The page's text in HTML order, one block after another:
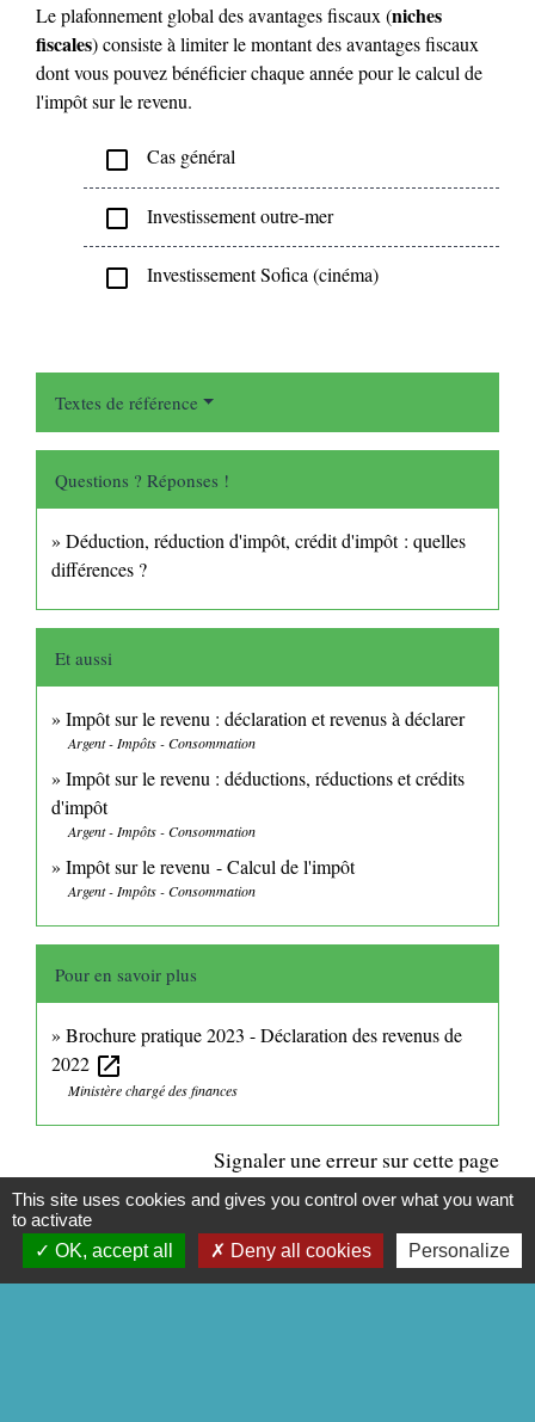
Le plafonnement global des avantages fiscaux (niches
fiscales) consiste à limiter le montant des avantages fiscaux
dont vous pouvez bénéficier chaque année pour le calcul de
l'impôt sur le revenu.
check_box_outline_blank Cas général
check_box_outline_blank Investissement outre-mer
check_box_outline_blank Investissement Sofica (cinéma)
Textes de référence
Questions ? Réponses !
Déduction, réduction d'impôt, crédit d'impôt : quelles
différences ?
Et aussi
Impôt sur le revenu : déclaration et revenus à déclarer
Argent - Impôts - Consommation
Impôt sur le revenu : déductions, réductions et crédits
d'impôt
Argent - Impôts - Consommation
Impôt sur le revenu - Calcul de l'impôt
Argent - Impôts - Consommation
Pour en savoir plus
Brochure pratique 2023 - Déclaration des revenus de
2022 open_in_new
Ministère chargé des finances
Signaler une erreur sur cette page
This site uses cookies and gives you control over what you want
to activate
OK, accept all
Deny all cookies Personalize